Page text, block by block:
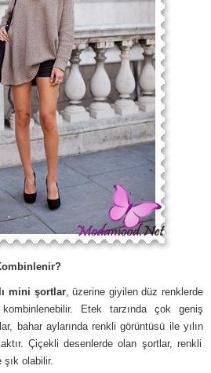
mini şortlar, üzerine giyilen düz renklerde
Etek tarzında çok geniş
bahar aylarında renkli görüntüsü ile yılın
Çiçekli desenlerde olan şortlar, renkli
şık olabilir.